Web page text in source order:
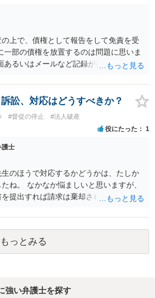
上で、債権として報告をして免責を受
部の債権を放置するのは問題に思いま
あるいはメールなど記録が残る形で、弁
低いので時効まで放置すればよいとい
訟、対応はどうすべきか？
#督促の停止 #法人破産
役にたった 1
護士
のほうで対応するかどうかは、たしか
ね。 なかなか悩ましいと思いますが、
提出すれば請求は棄却されると思いま
もっとみる
強い弁護士を探す